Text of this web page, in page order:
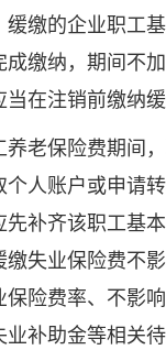
缓缴的企业职工
成缴纳，期间不
在注销前缴纳缓
养老保险费期间
个人账户或申请
先补齐该职工基
缴失业保险费不
险费率、不影
业补助金等相关